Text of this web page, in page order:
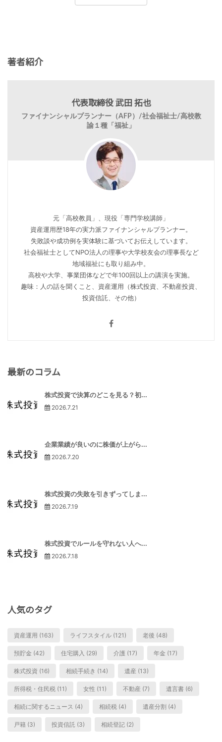
著者紹介
代表取締役 武田 拓也
ファイナンシャルプランナー（AFP）/社会福祉士/高校教
諭１種「福祉」
元「高校教員」、現役「専門学校講師」
資産運用歴18年の実力派ファイナンシャルプランナー。
失敗談や成功例を実体験に基づいてお伝えしています。
社会福祉士としてNPO法人の理事や大学校友会の理事長など
地域福祉にも取り組み中。
高校や大学、事業団体などで年100回以上の講演を実施。
趣味：人の話を聞くこと、資産運用（株式投資、不動産投資、
投資信託、その他）
最新のコラム
株式投資で決算のどこを見る？初...
2026.7.21
企業業績が良いのに株価が上がら...
2026.7.20
株式投資の失敗を引きずってしま...
2026.7.19
株式投資でルールを守れない人へ...
2026.7.18
人気のタグ
資産運用 (163) ライフスタイル (121) 老後 (48)
預貯金 (42) 住宅購入 (29) 介護 (17) 年金 (17)
株式投資 (16) 相続手続き (14) 遺産 (13)
所得税・住民税 (11) 女性 (11) 不動産 (7) 遺言書 (6)
相続に関するニュース (4) 相続税 (4) 遺産分割 (4)
戸籍 (3) 投資信託 (3) 相続登記 (2)